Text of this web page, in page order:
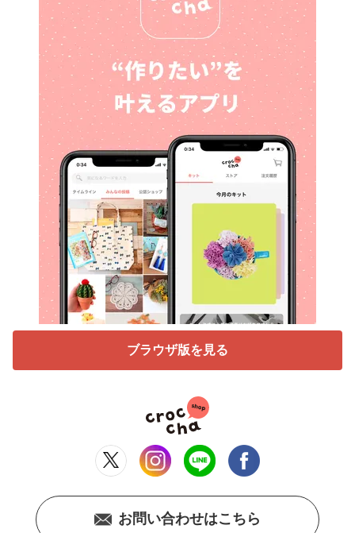
ブラウザ版を見る
お問い合わせはこちら